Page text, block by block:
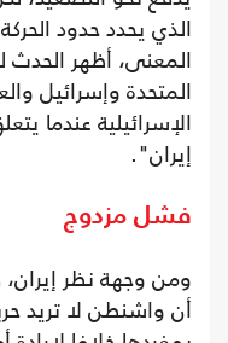
الذي يحدد حدود
المعنى، أظهر الحدث
المتحدة وإسرائيل
الإسرائيلية عندما
إيران".
فشل مزدوج
ومن وجهة نظر
أن واشنطن لا تريد